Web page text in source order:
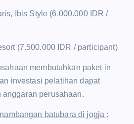
Ibis Style (6.000.000 IDR /
(7.500.000 IDR / participant)
membutuhkan paket in
investasi pelatihan dapat
perusahaan.
batubara di jogja :